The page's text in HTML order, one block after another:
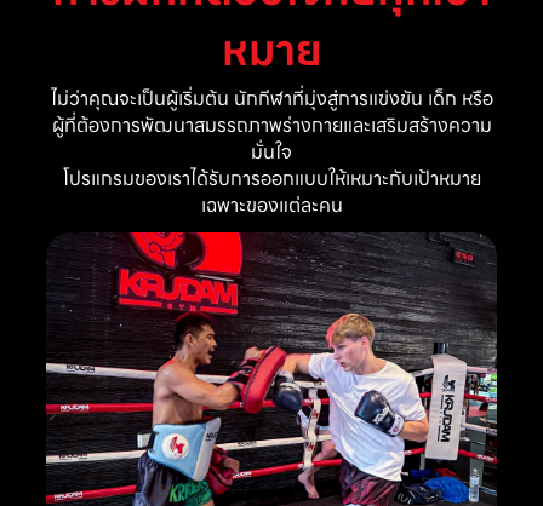
หมาย
ไม่ว่าคุณจะเป็นผู้เริ่มต้น นักกีฬาที่มุ่งสู่การแข่งขัน เด็ก หรือ
ผู้ที่ต้องการพัฒนาสมรรถภาพร่างกายและเสริมสร้างความ
มั่นใจ
โปรแกรมของเราได้รับการออกแบบให้เหมาะกับเป้าหมาย
เฉพาะของแต่ละคน